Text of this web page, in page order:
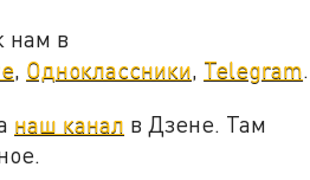
нам в
, Одноклассники, Telegram.
наш канал в Дзене. Там